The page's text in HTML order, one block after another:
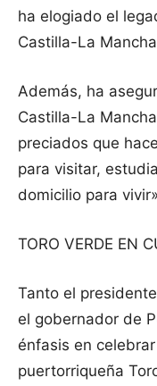
ha elogiado el
Castilla-La
Además, ha
Castilla-La
preciados que
para visitar,
domicilio para
TORO VERDE EN
Tanto el
el gobernador de
énfasis en
puertorriqueña